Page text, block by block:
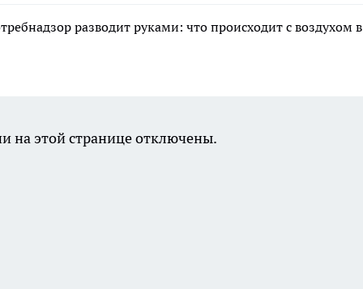
разводит руками: что происходит с воздухом в
на этой странице отключены.